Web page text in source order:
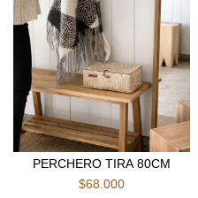
PERCHERO TIRA 80CM
$68.000